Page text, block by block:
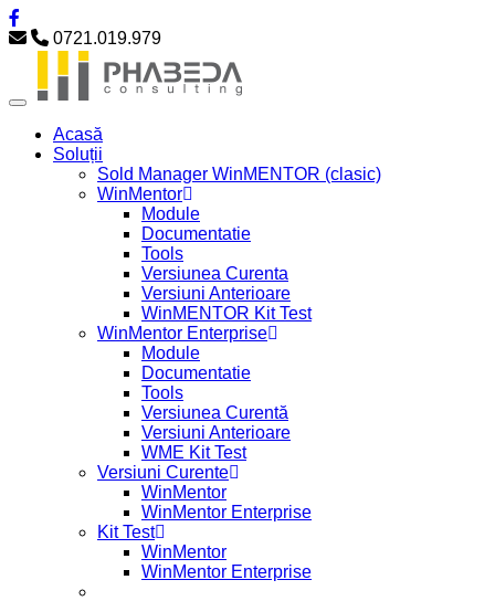
0721.019.979
Acasă
Soluții
Sold Manager WinMENTOR (clasic)
WinMentor
Module
Documentatie
Tools
Versiunea Curenta
Versiuni Anterioare
WinMENTOR Kit Test
WinMentor Enterprise
Module
Documentatie
Tools
Versiunea Curentă
Versiuni Anterioare
WME Kit Test
Versiuni Curente
WinMentor
WinMentor Enterprise
Kit Test
WinMentor
WinMentor Enterprise